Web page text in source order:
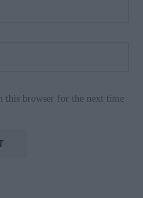
this browser for the next time